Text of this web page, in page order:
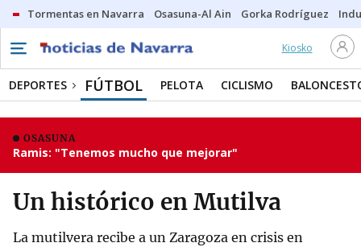
Tormentas en Navarra Osasuna-Al Ain Gorka Rodríguez
Kiosko
DEPORTES FÚTBOL PELOTA CICLISMO
OSASUNA
Ramis: "Tenemos mucho que mejorar"
Un histórico en Mutilva
La mutilvera recibe a un Zaragoza en crisis en